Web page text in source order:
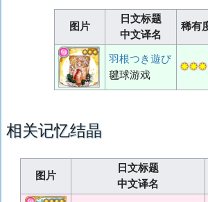
图片
日文标题
中文译名
稀有
羽根つき遊び
毽球游戏
✸✸✸
相关记忆结晶
图片
日文标题
中文译名